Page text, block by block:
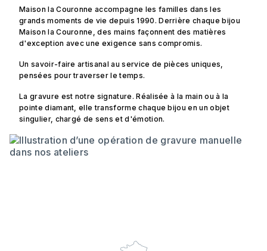
Maison la Couronne accompagne les familles dans les
grands moments de vie depuis 1990. Derrière chaque bijou
Maison la Couronne, des mains façonnent des matières
d'exception avec une exigence sans compromis.
Un savoir-faire artisanal au service de pièces uniques,
pensées pour traverser le temps.
La gravure est notre signature. Réalisée à la main ou à la
pointe diamant, elle transforme chaque bijou en un objet
singulier, chargé de sens et d'émotion.